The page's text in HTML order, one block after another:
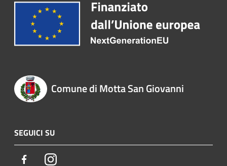
Comune di Motta San Giovanni
SEGUICI SU
FacebookInstagram